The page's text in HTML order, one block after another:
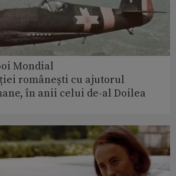
Mondial
românești cu ajutorul
în anii celui de-al Doilea